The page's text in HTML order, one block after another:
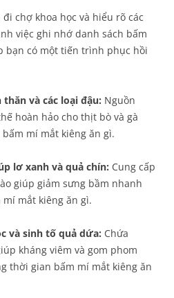
chợ khoa học và hiểu rõ các
việc ghi nhớ danh sách bấm
bạn có một tiến trình phục hồi
và các loại đậu: Nguồn
hoàn hảo cho thịt bò và gà
mí mắt kiêng ăn gì.
lơ xanh và quả chín: Cung cấp
giúp giảm sưng bầm nhanh
mắt kiêng ăn gì.
và sinh tố quả dứa: Chứa
kháng viêm và gom phom
thời gian bấm mí mắt kiêng ăn